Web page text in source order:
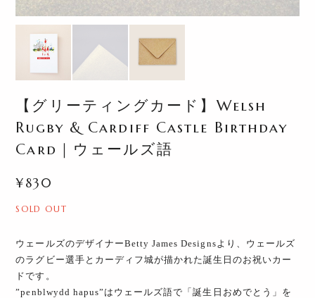
【グリーティングカード】Welsh
Rugby & Cardiff Castle Birthday
Card｜ウェールズ語
¥830
SOLD OUT
ウェールズのデザイナーBetty James Designsより、ウェールズ
のラグビー選手とカーディフ城が描かれた誕生日のお祝いカー
ドです。
”penblwydd hapus”はウェールズ語で「誕生日おめでとう」を